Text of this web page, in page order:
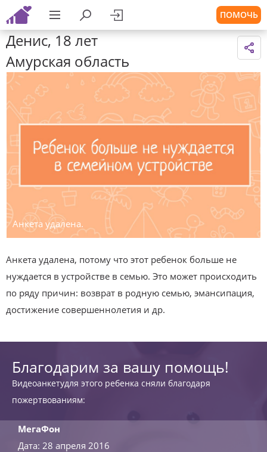
ПОМОЧЬ
Денис, 18 лет
Амурская область
Анкета удалена.
Анкета удалена, потому что этот ребенок больше не
нуждается в устройстве в семью. Это может происходить
по ряду причин: возврат в родную семью, эмансипация,
достижение совершеннолетия и др.
Благодарим за вашу помощь!
Видеоанкетудля этого ребенка сняли благодаря
пожертвованиям:
МегаФон
Дата: 28 апреля 2016